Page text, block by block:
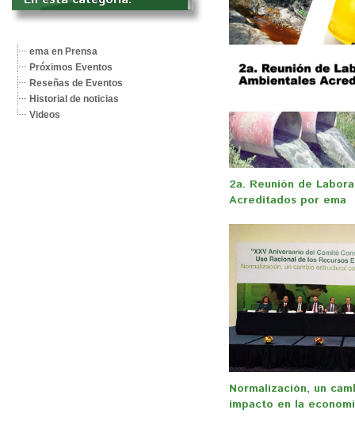
2a. Reunión de
Acreditados por ema
Normalización, un
impacto en la
ema en Prensa
Próximos Eventos
Reseñas de Eventos
Historial de noticias
Videos